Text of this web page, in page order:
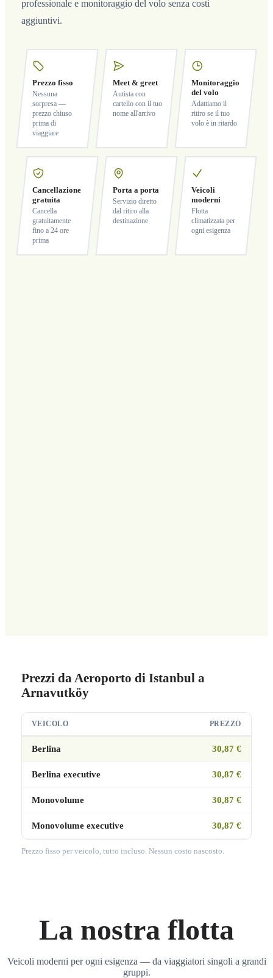
professionale e monitoraggio del volo senza costi
aggiuntivi.
Prezzo fisso
Nessuna
sorpresa —
prezzo chiuso
prima di
viaggiare
Meet & greet
Autista con
cartello con il tuo
nome all'arrivo
Monitoraggio
del volo
Adattiamo il
ritiro se il tuo
volo è in ritardo
Cancellazione
gratuita
Cancella
gratuitamente
fino a 24 ore
prima
Porta a porta
Servizio diretto
dal ritiro alla
destinazione
Veicoli
moderni
Flotta
climatizzata per
ogni esigenza
Prezzi da Aeroporto di Istanbul a
Arnavutköy
VEICOLO PREZZO
Berlina 30,87 €
Berlina executive 30,87 €
Monovolume 30,87 €
Monovolume executive 30,87 €
Prezzo fisso per veicolo, tutto incluso. Nessun costo nascosto.
La nostra flotta
Veicoli moderni per ogni esigenza — da viaggiatori singoli a grandi
gruppi.